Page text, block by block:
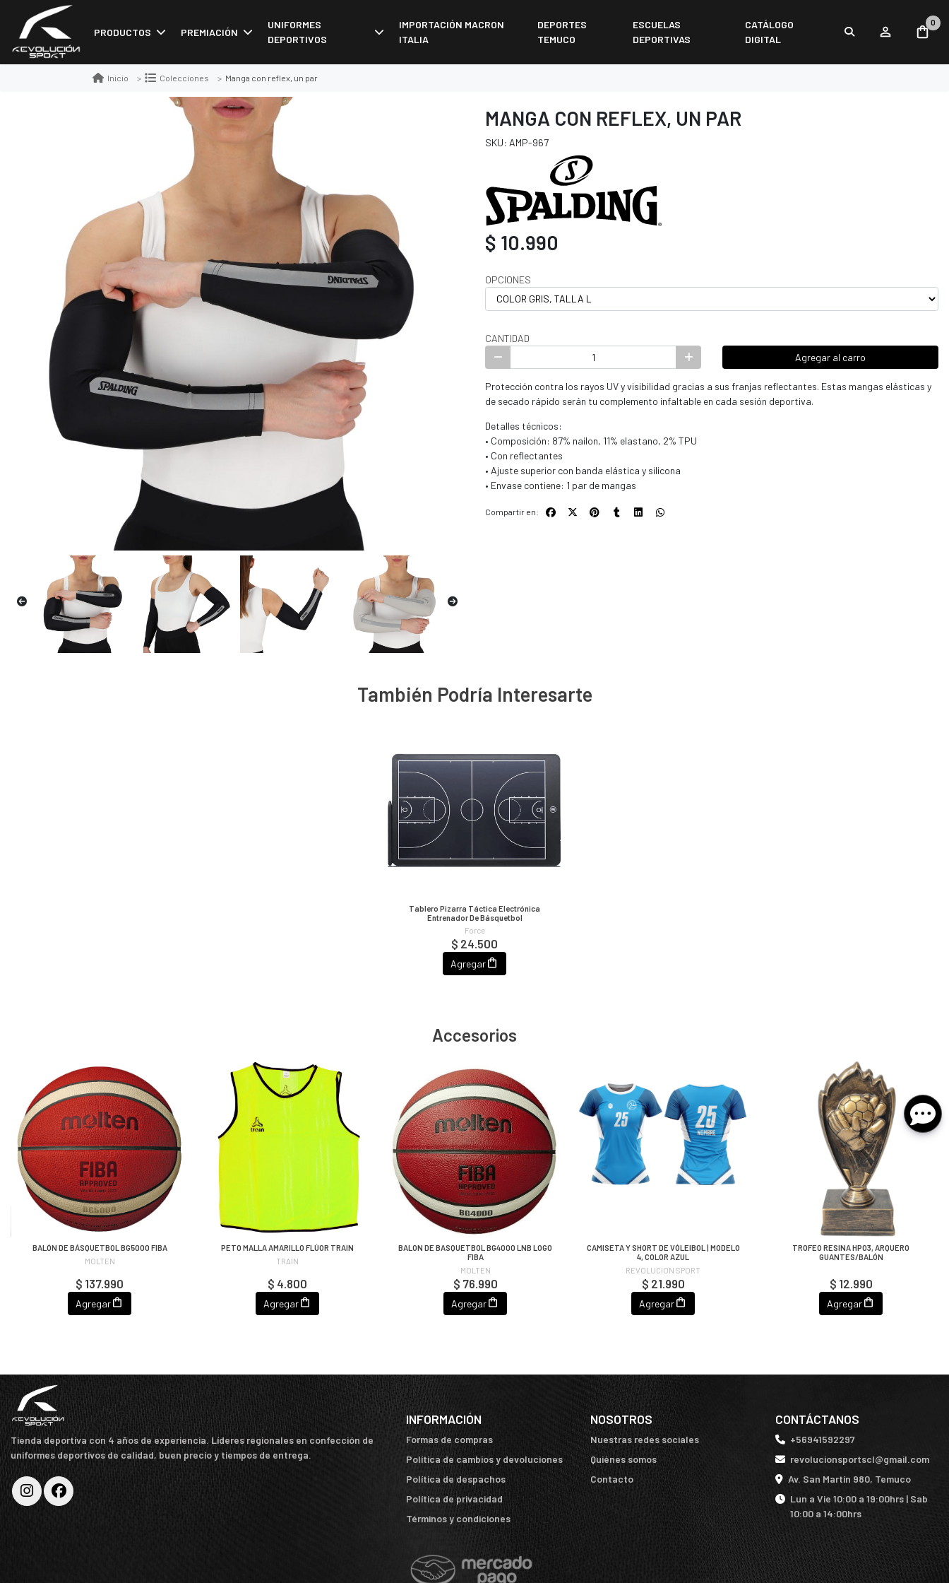
PRODUCTOS PREMIACIÓN
UNIFORMES
DEPORTIVOS
IMPORTACIÓN MACRON
ITALIA
DEPORTES
TEMUCO
ESCUELAS
DEPORTIVAS
CATÁLOGO
DIGITAL
0
Inicio Colecciones Manga con reflex, un par
MANGA CON REFLEX, UN PAR
SKU: AMP-967
$ 10.990
OPCIONES
CANTIDAD
Agregar al carro
Protección contra los rayos UV y visibilidad gracias a sus franjas reflectantes. Estas mangas elásticas y
de secado rápido serán tu complemento infaltable en cada sesión deportiva.
Detalles técnicos:
• Composición: 87% nailon, 11% elastano, 2% TPU
• Con reflectantes
• Ajuste superior con banda elástica y silicona
• Envase contiene: 1 par de mangas
Compartir en:
También Podría Interesarte
Tablero Pizarra Táctica Electrónica
Entrenador De Básquetbol
Force
$ 24.500
Agregar
Accesorios
BALÓN DE BÁSQUETBOL BG5000 FIBA
MOLTEN
$ 137.990
Agregar
PETO MALLA AMARILLO FLÚOR TRAIN
TRAIN
$ 4.800
Agregar
BALON DE BASQUETBOL BG4000 LNB LOGO
FIBA
MOLTEN
$ 76.990
Agregar
CAMISETA Y SHORT DE VÓLEIBOL | MODELO
4, COLOR AZUL
REVOLUCION SPORT
$ 21.990
Agregar
TROFEO RESINA HP03, ARQUERO
GUANTES/BALÓN
$ 12.990
Agregar
Tienda deportiva con 4 años de experiencia. Líderes regionales en confección de
uniformes deportivos de calidad, buen precio y tiempos de entrega.
INFORMACIÓN
Formas de compras
Política de cambios y devoluciones
Política de despachos
Política de privacidad
Términos y condiciones
NOSOTROS
Nuestras redes sociales
Quiénes somos
Contacto
CONTÁCTANOS
+56941592297
revolucionsportscl@gmail.com
Av. San Martín 980, Temuco
Lun a Vie 10:00 a 19:00hrs | Sab
10:00 a 14:00hrs